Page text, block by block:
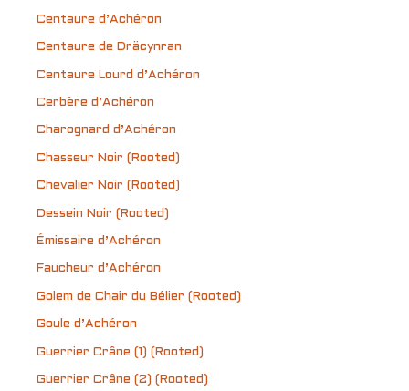
Centaure d’Achéron
Centaure de Dräcynran
Centaure Lourd d’Achéron
Cerbère d’Achéron
Charognard d’Achéron
Chasseur Noir (Rooted)
Chevalier Noir (Rooted)
Dessein Noir (Rooted)
Émissaire d’Achéron
Faucheur d’Achéron
Golem de Chair du Bélier (Rooted)
Goule d’Achéron
Guerrier Crâne (1) (Rooted)
Guerrier Crâne (2) (Rooted)